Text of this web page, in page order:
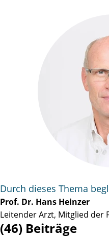
Durch dieses Thema
Prof. Dr. Hans Heinzer
Leitender Arzt, Mitglied der
(46) Beiträge